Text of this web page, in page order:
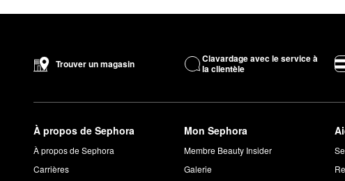
Trouver un magasin
Clavardage avec le service à
la clientèle
À propos de Sephora
À propos de Sephora
Carrières
Mon Sephora
Membre Beauty Insider
Galerie